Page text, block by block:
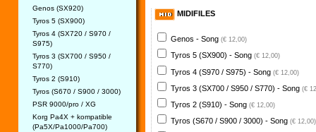
Genos (SX920)
Tyros 5 (SX900)
Tyros 4 (SX720 / S970 /
S975)
Tyros 3 (SX700 / S950 /
S770)
Tyros 2 (S910)
Tyros (S670 / S900 / 3000)
PSR 9000/pro / XG
Korg Pa4X + kompatible
(Pa5X/Pa1000/Pa700)
MIDIFILES
Genos - Song (€ 12,00)
Tyros 5 (SX900) - Song (€ 12,00)
Tyros 4 (S970 / S975) - Song (€ 12,00)
Tyros 3 (SX700 / S950 / S770) - Song (€
Tyros 2 (S910) - Song (€ 12,00)
Tyros (S670 / S900 / 3000) - Song (€ 12,00)